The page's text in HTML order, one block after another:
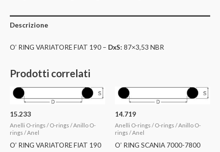
Descrizione
O’ RING VARIATORE FIAT 190 – DxS: 87×3,53 NBR
Prodotti correlati
15.233
Anelli O-rings / O-rings / Anillo O-
rings / Anel
O’ RING VARIATORE FIAT 190
14.719
Anelli O-rings / O-rings / Anillo O-
rings / Anel
O’ RING SCANIA 7000-7800